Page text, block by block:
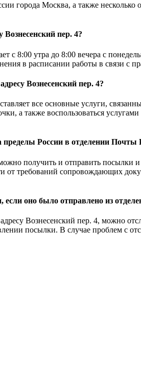
города Москва, а также
пер. 4?
с 8:00 утра до 8:00 вечера с
в расписании работы в связи
Вознесенский пер. 4?
все основные услуги,
а также воспользоваться
России в отделении Почты
получить и отправить посылки
от требований сопровождающих
оно было отправлено из
Вознесенский пер. 4, можно
посылки. В случае проблем с